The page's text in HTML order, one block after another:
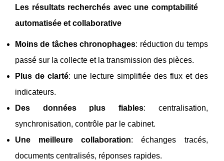
Les résultats recherchés avec une comptabilité
automatisée et collaborative
Moins de tâches chronophages: réduction du temps
passé sur la collecte et la transmission des pièces.
Plus de clarté: une lecture simplifiée des flux et des
indicateurs.
Des données plus fiables: centralisation,
synchronisation, contrôle par le cabinet.
Une meilleure collaboration: échanges tracés,
documents centralisés, réponses rapides.